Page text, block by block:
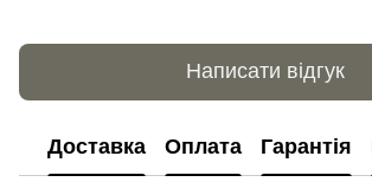
Написати відгук
Доставка Оплата Гарантія